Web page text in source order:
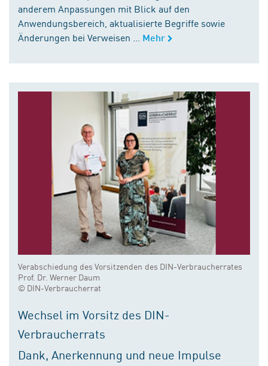
anderem Anpassungen mit Blick auf den
Anwendungsbereich, aktualisierte Begriffe sowie
Änderungen bei Verweisen ...
Mehr
Verabschiedung des Vorsitzenden des DIN-Verbraucherrates
Prof. Dr. Werner Daum
© DIN-Verbraucherrat
Wechsel im Vorsitz des DIN-
Verbraucherrats
Dank, Anerkennung und neue Impulse